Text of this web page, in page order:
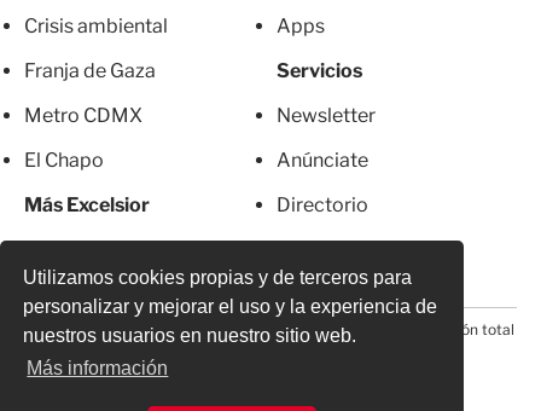
Utilizamos cookies propias y de terceros para
personalizar y mejorar el uso y la experiencia de
nuestros usuarios en nuestro sitio web.
Más información
Crisis ambiental
Franja de Gaza
Metro CDMX
El Chapo
Más Excelsior
Apps
Servicios
Newsletter
Anúnciate
Directorio
© 2026 Todos los derechos reservados. Prohibida la reproducción total
o parcial, incluyendo cualquier medio electrónico*